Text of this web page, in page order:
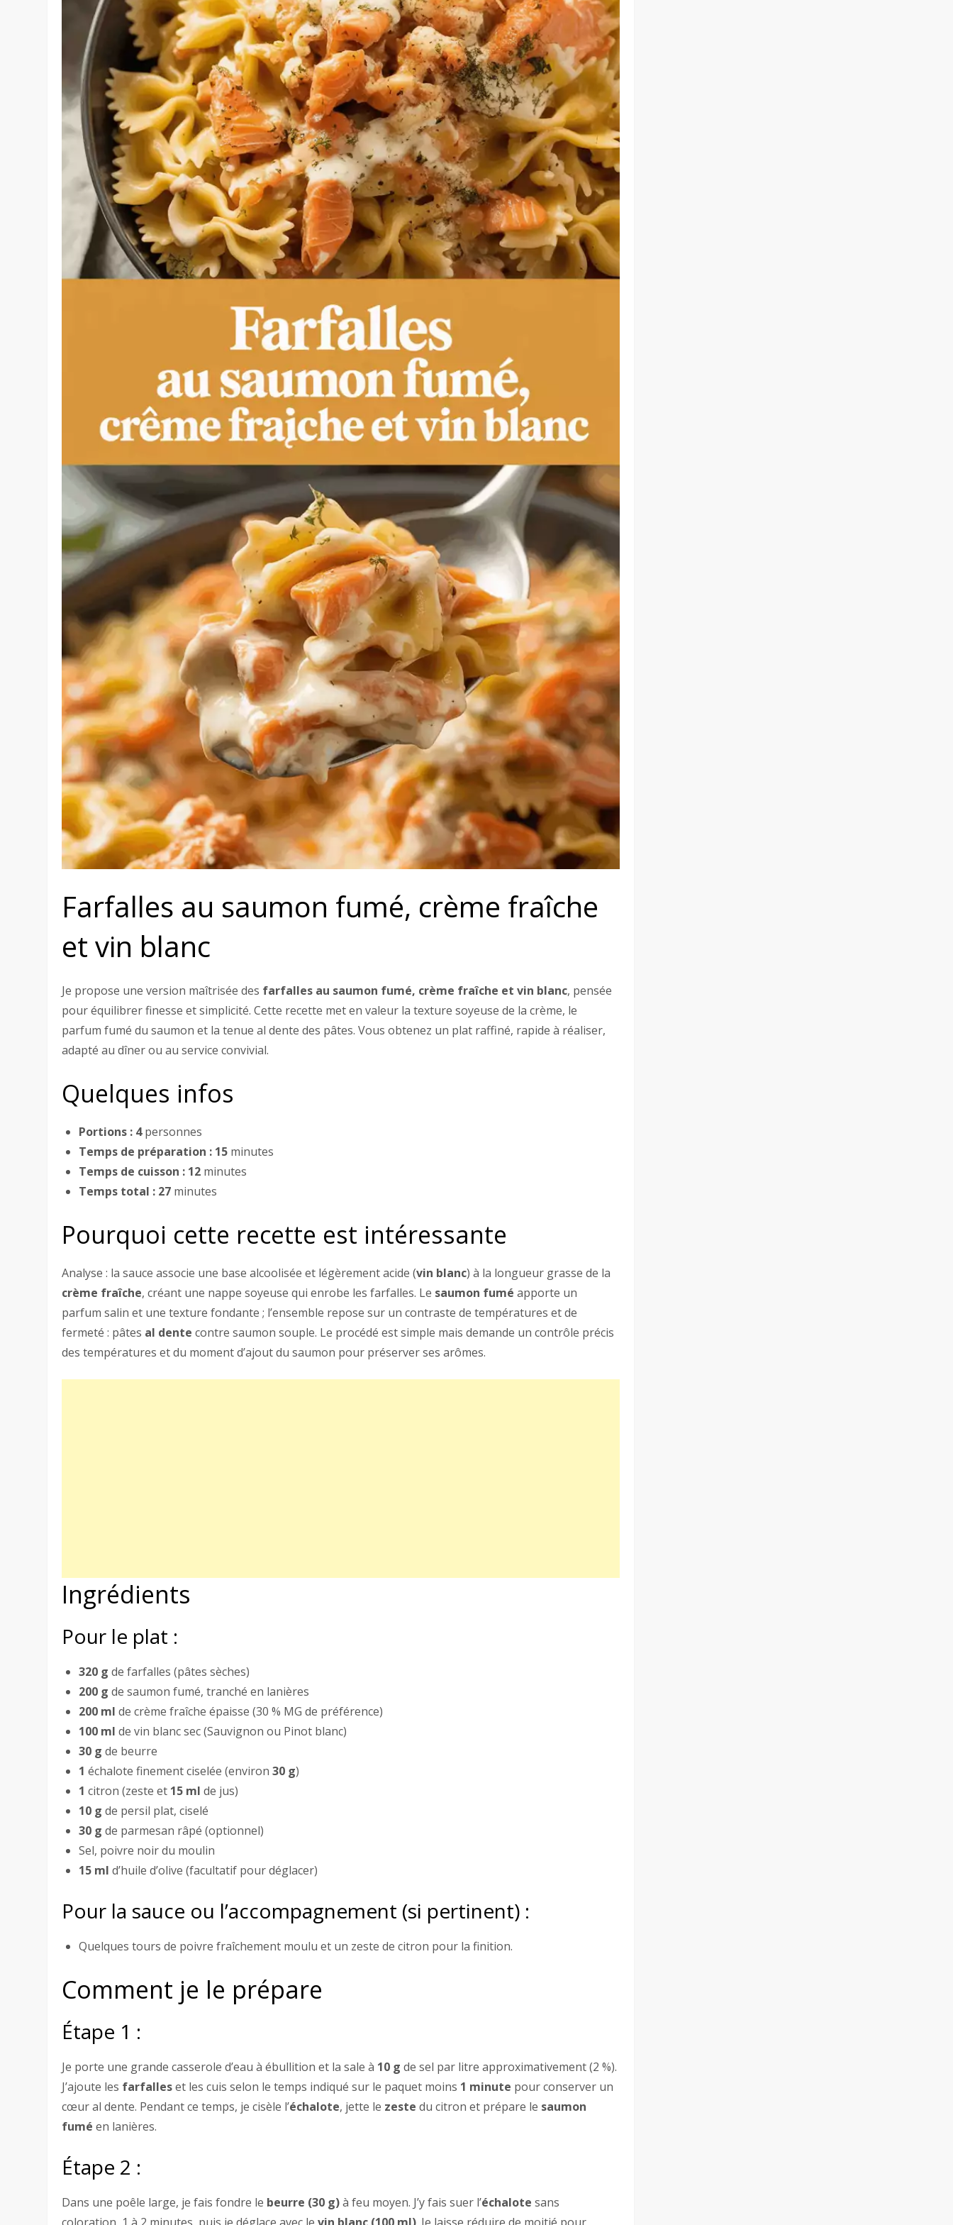
Farfalles au saumon fumé, crème fraîche
et vin blanc
Je propose une version maîtrisée des farfalles au saumon fumé, crème fraîche et vin blanc, pensée
pour équilibrer finesse et simplicité. Cette recette met en valeur la texture soyeuse de la crème, le
parfum fumé du saumon et la tenue al dente des pâtes. Vous obtenez un plat raffiné, rapide à réaliser,
adapté au dîner ou au service convivial.
Quelques infos
Portions : 4personnes
Temps de préparation : 15 minutes
Temps de cuisson : 12 minutes
Temps total : 27 minutes
Pourquoi cette recette est intéressante
Analyse : la sauce associe une base alcoolisée et légèrement acide (vin blanc) à la longueur grasse de la
crème fraîche, créant une nappe soyeuse qui enrobe les farfalles. Le saumon fumé apporte un
parfum salin et une texture fondante ; l’ensemble repose sur un contraste de températures et de
fermeté : pâtes al dente contre saumon souple. Le procédé est simple mais demande un contrôle précis
des températures et du moment d’ajout du saumon pour préserver ses arômes.
Ingrédients
Pour le plat :
320 g de farfalles (pâtes sèches)
200 g de saumon fumé, tranché en lanières
200 ml de crème fraîche épaisse (30 % MG de préférence)
100 ml de vin blanc sec (Sauvignon ou Pinot blanc)
30 g de beurre
1 échalote finement ciselée (environ30 g)
1 citron (zeste et 15 ml de jus)
10 g de persil plat, ciselé
30 g de parmesan râpé (optionnel)
Sel, poivre noir du moulin
15 ml d’huile d’olive (facultatif pour déglacer)
Pour la sauce ou l’accompagnement (si pertinent) :
Quelques tours de poivre fraîchement moulu et un zeste de citron pour la finition.
Comment je le prépare
Étape 1 :
Je porte une grande casserole d’eau à ébullition et la sale à 10 g de sel par litre approximativement (2 %).
J’ajoute les farfalleset les cuis selon le temps indiqué sur le paquet moins 1 minute pour conserver un
cœur al dente. Pendant ce temps, je cisèle l’échalote, jette le zeste du citron et prépare le saumon
fumé en lanières.
Étape 2 :
Dans une poêle large, je fais fondre le beurre (30 g)à feu moyen. J’y fais suer l’échalote sans